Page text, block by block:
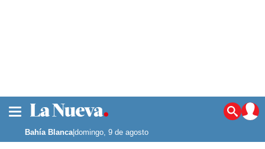
Noticias
La ciudad
Punta Alta
Bahía Blanca|domingo, 9 de agosto